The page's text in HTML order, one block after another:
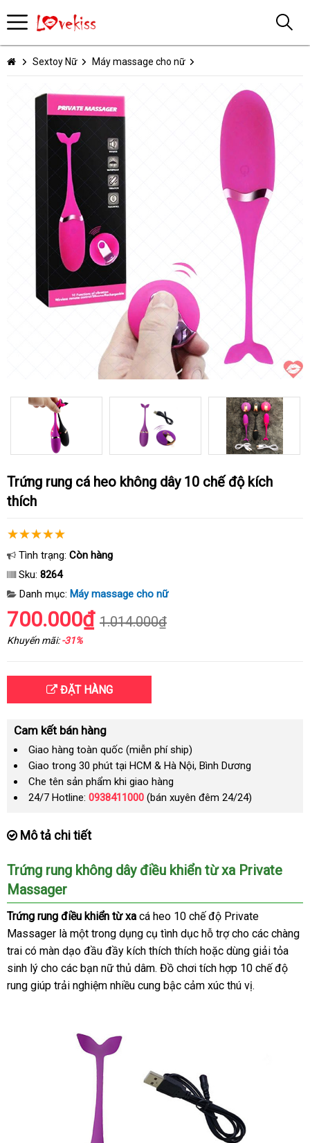
Sextoy Nữ Máy massage cho nữ
Trứng rung cá heo không dây 10 chế độ kích
thích
Tình trạng: Còn hàng
Sku: 8264
Danh mục: Máy massage cho nữ
700.000₫ 1.014.000₫
Khuyến mãi:-31%
ĐẶT HÀNG
Cam kết bán hàng
Giao hàng toàn quốc (miễn phí ship)
Giao trong 30 phút tại HCM & Hà Nội, Bình Dương
Che tên sản phẩm khi giao hàng
24/7 Hotline: 0938411000 (bán xuyên đêm 24/24)
Mô tả chi tiết
Trứng rung không dây điều khiển từ xa Private
Massager
Trứng rung điều khiển từ xa cá heo 10 chế độ Private
Massager là một trong dụng cụ tình dục hỗ trợ cho hàng
Hiệu
các chàng
trai có màn dạo đầu đầy kích thích thích Nhật
Bản
hoặc dùng giải tỏa
sinh lý cho tốt
nhất
các bạn nữ thủ dâmnổi
tiếng
. Đồ chơi tích hợp 10 chế độ
rung giúp trải nghiệm nhiều cung bậc cảm xúc thú vị.